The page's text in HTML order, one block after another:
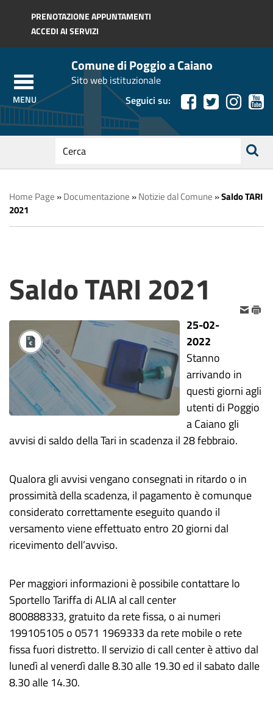
Regione Toscana
PRENOTAZIONE APPUNTAMENTI
ACCEDI AI SERVIZI
Comune di Poggio a Caiano
Sito web istituzionale
Seguici su:
testo
da
cercare
ricerca
Home Page »Documentazione »Notizie dal Comune »Saldo TARI
2021
Saldo TARI 2021
25-02-
2022
Stanno
arrivando in
questi giorni agli
utenti di Poggio
a Caiano gli
avvisi di saldo della Tari in scadenza il 28 febbraio.
Qualora gli avvisi vengano consegnati in ritardo o in
prossimità della scadenza, il pagamento è comunque
considerato correttamente eseguito quando il
versamento viene effettuato entro 20 giorni dal
ricevimento dell’avviso.
Per maggiori informazioni è possibile contattare lo
Sportello Tariffa di ALIA al call center
800888333, gratuito da rete fissa, o ai numeri
199105105 o 0571 1969333 da rete mobile o rete
fissa fuori distretto. Il servizio di call center è attivo dal
lunedì al venerdì dalle 8.30 alle 19.30 ed il sabato dalle
8.30 alle 14.30.